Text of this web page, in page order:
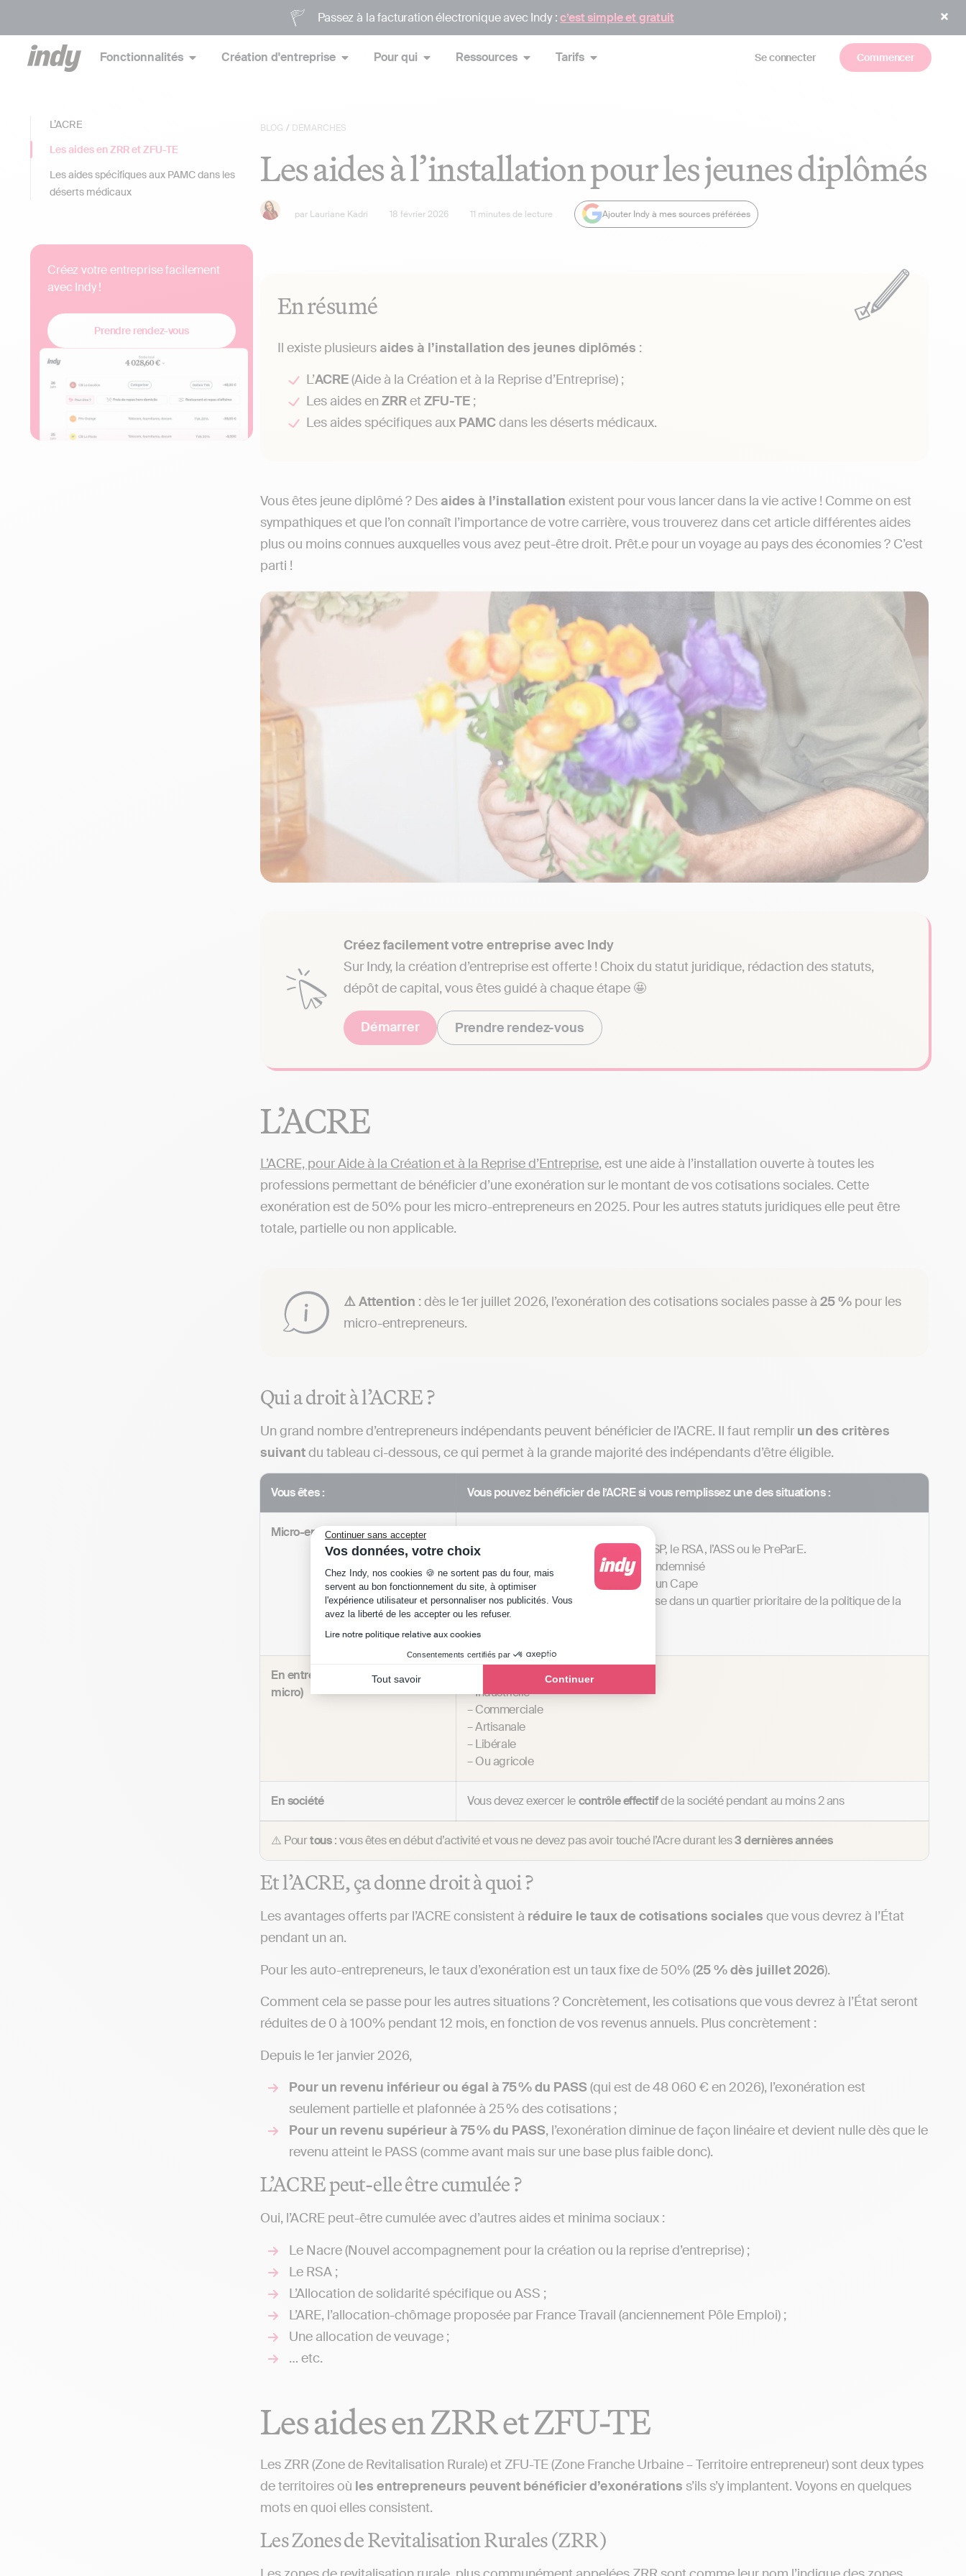
Continuer sans accepter
Vos données, votre choix
Plateforme de Gestion du Consentement : Personnalisez vos Options
Chez Indy, nos cookies 🍪 ne sortent pas du four, mais
servent au bon fonctionnement du site, à optimiser
l'expérience utilisateur et personnaliser nos publicités. Vous
avez la liberté de les accepter ou les refuser.
Lire notre politique relative aux cookies
Consentements certifiés par
Tout savoir Continuer
Axeptio consent
Passez à la facturation électronique avec Indy :c’est simple et gratuit
Fonctionnalités Création d'entreprise Pour qui Ressources Tarifs Se connecter Commencer
BLOG / DÉMARCHES
Les aides à l’installation pour les jeunes diplômés
par Lauriane Kadri 18 février 2026 11 minutes de lecture Ajouter Indy à mes sources préférées
En résumé
Il existe plusieurs aides à l’installation des jeunes diplômés :
L’ACRE(Aide à la Création et à la Reprise d’Entreprise) ;
Les aides enZRRet ZFU-TE ;
Les aides spécifiques aux PAMC dans les déserts médicaux.
Vous êtes jeune diplômé ? Des aides à l’installation existent pour vous lancer dans la vie active ! Comme on est
sympathiques et que l’on connaît l’importance de votre carrière, vous trouverez dans cet article différentes aides
plus ou moins connues auxquelles vous avez peut-être droit. Prêt.e pour un voyage au pays des économies ? C’est
parti !
Créez facilement votre entreprise avec Indy
Sur Indy, la création d’entreprise est offerte ! Choix du statut juridique, rédaction des statuts,
dépôt de capital, vous êtes guidé à chaque étape 🤩
Démarrer Prendre rendez-vous
L’ACRE
L’ACRE, pour Aide à la Création et à la Reprise d’Entreprise, est une aide à l’installation ouverte à toutes les
professions permettant de bénéficier d’une exonération sur le montant de vos cotisations sociales. Cette
exonération est de 50% pour les micro-entrepreneurs en 2025. Pour les autres statuts juridiques elle peut être
totale, partielle ou non applicable.
⚠️ Attention : dès le 1er juillet 2026, l’exonération des cotisations sociales passe à 25 % pour les
micro-entrepreneurs.
Qui a droit à l’ACRE ?
Un grand nombre d’entrepreneurs indépendants peuvent bénéficier de l’ACRE. Il faut remplir un des critères
suivantdu tableau ci-dessous, ce qui permet à la grande majorité des indépendants d’être éligible.
Vous êtes : Vous pouvez bénéficier de l’ACRE si vous remplissez une des situations :
Micro-entrepreneur
– Vous touchez l’ARE (le chômage), l’ASP, le RSA, l’ASS ou le PreParE.
– Vous êtes demandeur d’emploi non indemnisé
– Vous êtes sans emploi et avez signé un Cape
– Vous créez ou reprenez une entreprise dans un quartier prioritaire de la politique de la
ville (QPPV)
– … etc
En entreprise individuelle (hors
micro)
Votre activité exercée est :
– Industrielle
– Commerciale
– Artisanale
– Libérale
– Ou agricole
En société Vous devez exercer lecontrôle effectifde la société pendant au moins 2 ans
⚠️ Pourtous: vous êtes en début d’activité et vous ne devez pas avoir touché l’Acre durant les3 dernières années
Et l’ACRE, ça donne droit à quoi ?
Les avantages offerts par l’ACRE consistent à réduire le taux de cotisations sociales que vous devrez à l’État
pendant un an.
Pour les auto-entrepreneurs, le taux d’exonération est un taux fixe de 50% (25 % dès juillet 2026).
Comment cela se passe pour les autres situations ? Concrètement, les cotisations que vous devrez à l’État seront
réduites de 0 à 100% pendant 12 mois, en fonction de vos revenus annuels. Plus concrètement :
Depuis le 1er janvier 2026,
Pour un revenu inférieur ou égal à 75 % du PASS (qui est de 48 060 € en 2026), l’exonération est
seulement partielle et plafonnée à 25 % des cotisations ;
Pour un revenu supérieur à 75 % du PASS, l’exonération diminue de façon linéaire et devient nulle dès que le
revenu atteint le PASS (comme avant mais sur une base plus faible donc).
L’ACRE peut-elle être cumulée ?
Oui, l’ACRE peut-être cumulée avec d’autres aides et minima sociaux :
Le Nacre (Nouvel accompagnement pour la création ou la reprise d’entreprise) ;
Le RSA ;
L’Allocation de solidarité spécifique ou ASS ;
L’ARE, l’allocation-chômage proposée par France Travail (anciennement Pôle Emploi) ;
Une allocation de veuvage ;
… etc.
Les aides en ZRR et ZFU-TE
Les ZRR (Zone de Revitalisation Rurale) et ZFU-TE (Zone Franche Urbaine – Territoire entrepreneur) sont deux types
de territoires où les entrepreneurs peuvent bénéficier d’exonérations s’ils s’y implantent. Voyons en quelques
mots en quoi elles consistent.
Les Zones de Revitalisation Rurales (ZRR)
L’ACRE
Les aides en ZRR et ZFU-TE
Les aides spécifiques aux PAMC dans les
déserts médicaux
Créez votre entreprise facilement
avec Indy !
Prendre rendez-vous